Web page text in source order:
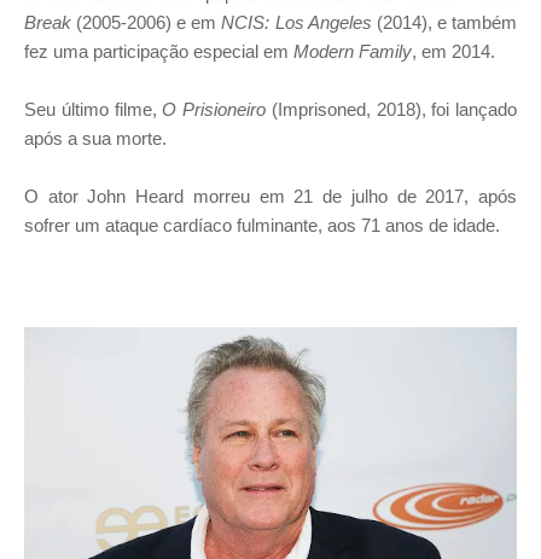
Break (2005-2006) e emNCIS: Los Angeles (2014), e também
fez uma participação especial em Modern Family, em 2014.
Seu último filme,O Prisioneiro (Imprisoned, 2018), foi lançado
após a sua morte.
O ator John Heard morreu em 21 de julho de 2017, após
sofrer um ataque cardíaco fulminante, aos 71 anos de idade.